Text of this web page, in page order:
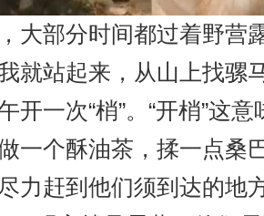
大部分时间都过着野营
就站起来，从山上找骡
开一次“梢”。“开梢”这
一个酥油茶，揉一点桑
力赶到他们须到达的地